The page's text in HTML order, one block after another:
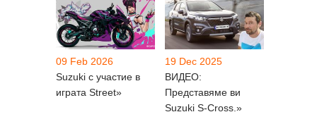
09 Feb 2026
Suzuki с участие в
играта Street»
19 Dec 2025
ВИДЕО:
Представяме ви
Suzuki S-Cross.»